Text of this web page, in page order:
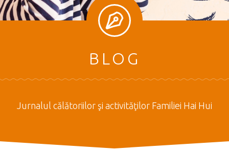
BLOG
Jurnalul călătoriilor şi activităţilor Familiei Hai Hui